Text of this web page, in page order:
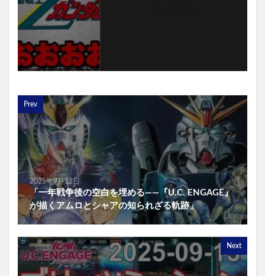
Prev
2025年9月12日
「一年戦争後の空白を埋める――『U.C. ENGAGE』
が描くアムロとシャアの知られざる軌跡」
Next